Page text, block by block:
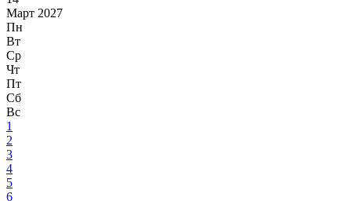
Март 2027
Пн
Вт
Ср
Чт
Пт
Сб
Вс
1
2
3
4
5
6